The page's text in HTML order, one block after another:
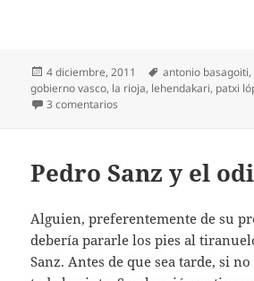
Publicado
el
4 diciembre, 2011 Etiquetas
antonio basagoiti,
gobierno vasco, la rioja, lehendakari, patxi
3 comentarios
Pedro Sanz y el
Alguien, preferentemente de su
debería pararle los pies al
Sanz. Antes de que sea tarde, si